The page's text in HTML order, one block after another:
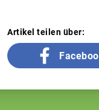
Artikel teilen über: